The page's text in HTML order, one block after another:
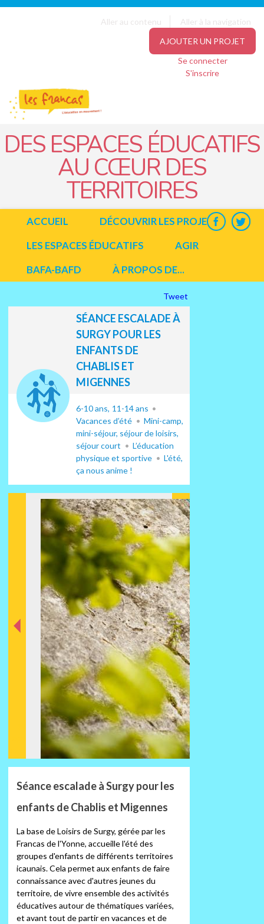
Aller au contenu
Aller à la navigation
AJOUTER UN PROJET
Se connecter
S'inscrire
DES ESPACES ÉDUCATIFS
AU CŒUR DES
TERRITOIRES
ACCUEIL
DÉCOUVRIR LES PROJETS
LES ESPACES ÉDUCATIFS
AGIR
BAFA-BAFD
À PROPOS DE...
Tweet
SÉANCE ESCALADE À
SURGY POUR LES
ENFANTS DE
CHABLIS ET
MIGENNES
6-10 ans 11-14 ans
Vacances d’été
Mini-camp,
mini-séjour, séjour de loisirs,
séjour court
L’éducation
physique et sportive
L'été,
ça nous anime !
Suiv
ant
Séance escalade à Surgy pour les
enfants de Chablis et Migennes
La base de Loisirs de Surgy, gérée par les
Francas de l'Yonne, accueille l'été des
groupes d'enfants de différents territoires
icaunais. Cela permet aux enfants de faire
connaissance avec d'autres jeunes du
territoire, de vivre ensemble des activités
éducatives autour de thématiques variées,
et avant tout de partir en vacances et de
Panneau de gestion des cookies